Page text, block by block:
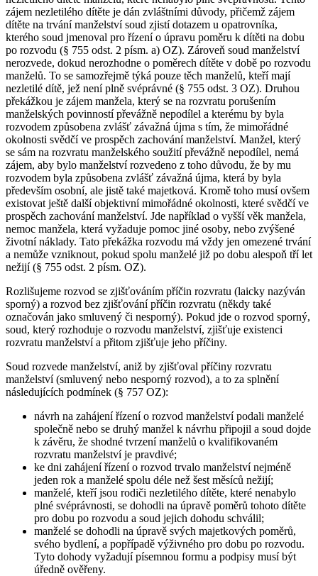
zájem nezletilého dítěte je dán zvláštními důvody, přičemž zájem
dítěte na trvání manželství soud zjistí dotazem u opatrovníka,
kterého soud jmenoval pro řízení o úpravu poměru k dítěti na dobu
po rozvodu (§ 755 odst. 2 písm. a) OZ). Zároveň soud manželství
nerozvede, dokud nerozhodne o poměrech dítěte v době po rozvodu
manželů. To se samozřejmě týká pouze těch manželů, kteří mají
nezletilé dítě, jež není plně svéprávné (§ 755 odst. 3 OZ). Druhou
překážkou je zájem manžela, který se na rozvratu porušením
manželských povinností převážně nepodílel a kterému by byla
rozvodem způsobena zvlášť závažná újma s tím, že mimořádné
okolnosti svědčí ve prospěch zachování manželství. Manžel, který
se sám na rozvratu manželského soužití převážně nepodílel, nemá
zájem, aby bylo manželství rozvedeno z toho důvodu, že by mu
rozvodem byla způsobena zvlášť závažná újma, která by byla
především osobní, ale jistě také majetková. Kromě toho musí ovšem
existovat ještě další objektivní mimořádné okolnosti, které svědčí ve
prospěch zachování manželství. Jde například o vyšší věk manžela,
nemoc manžela, která vyžaduje pomoc jiné osoby, nebo zvýšené
životní náklady. Tato překážka rozvodu má vždy jen omezené trvání
a nemůže vzniknout, pokud spolu manželé již po dobu alespoň tří let
nežijí (§ 755 odst. 2 písm. OZ).
Rozlišujeme rozvod se zjišťováním příčin rozvratu (laicky nazýván
sporný) a rozvod bez zjišťování příčin rozvratu (někdy také
označován jako smluvený či nesporný). Pokud jde o rozvod sporný,
soud, který rozhoduje o rozvodu manželství, zjišťuje existenci
rozvratu manželství a přitom zjišťuje jeho příčiny.
Soud rozvede manželství, aniž by zjišťoval příčiny rozvratu
manželství (smluvený nebo nesporný rozvod), a to za splnění
následujících podmínek (§ 757 OZ):
návrh na zahájení řízení o rozvod manželství podali manželé
společně nebo se druhý manžel k návrhu připojil a soud dojde
k závěru, že shodné tvrzení manželů o kvalifikovaném
rozvratu manželství je pravdivé;
ke dni zahájení řízení o rozvod trvalo manželství nejméně
jeden rok a manželé spolu déle než šest měsíců nežijí;
manželé, kteří jsou rodiči nezletilého dítěte, které nenabylo
plné svéprávnosti, se dohodli na úpravě poměrů tohoto dítěte
pro dobu po rozvodu a soud jejich dohodu schválil;
manželé se dohodli na úpravě svých majetkových poměrů,
svého bydlení, a popřípadě výživného pro dobu po rozvodu.
Tyto dohody vyžadují písemnou formu a podpisy musí být
úředně ověřeny.